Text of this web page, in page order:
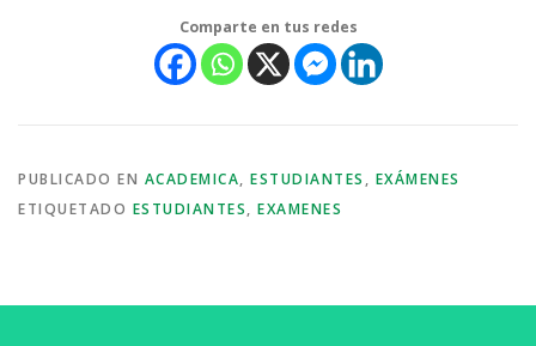
Comparte en tus redes
PUBLICADO EN ACADEMICA, ESTUDIANTES , EXÁMENES
ETIQUETADO ESTUDIANTES, EXAMENES